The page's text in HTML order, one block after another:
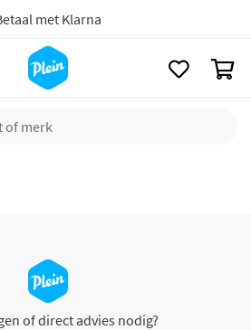
met Klarna
of direct advies nodig?